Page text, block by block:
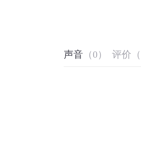
声音 （0） 评价 （